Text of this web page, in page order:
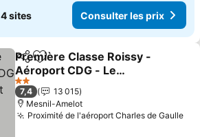
4 sites Consulter les prix
PartagerAjouter à mes favoris
Première Classe Roissy -
Aéroport CDG - Le
Mesnil-Amelot
2 Étoiles
7,4
13 015
Mesnil-Amelot
Proximité de l'aéroport Charles de Gaulle